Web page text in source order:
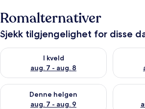
Romalternativer
Sjekk tilgjengelighet for disse
I kveld
aug. 7 - aug. 8
Sjekk tilgjengelighet for i kveld, aug. 7 -
Sjekk
Denne helgen
aug. 7 - aug. 9
Sjekk tilgjengelighet for denne helgen,
Sjekk